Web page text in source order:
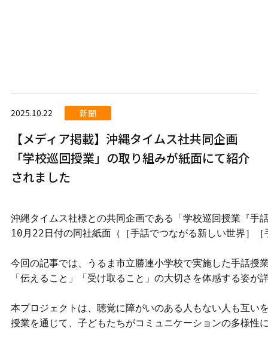
2025.10.22 新聞
【メディア掲載】沖縄タイムス社共同企画
「学校巡回授業」の取り組みが紙面にて紹介
されました
沖縄タイムス社様との共同企画である「学校巡回授業『手
10月22日付の同社紙面（［手話でつながる新しい世界］
今回の記事では、うるま市立勝連小学校で実施した手話授
「伝えること」「受け取ること」の大切さを体感する姿が
本プロジェクトは、聴覚に障がいのある人もない人も互い
授業を通じて、子どもたちがコミュニケーションの多様性